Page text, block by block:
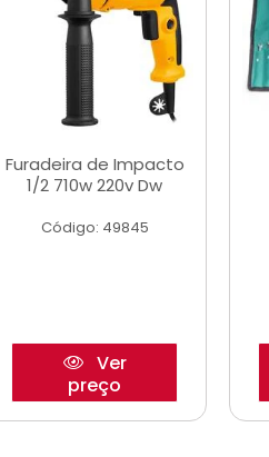
Furadeira de Impacto
1/2 710w 220v Dw
Código: 49845
Ver
preço